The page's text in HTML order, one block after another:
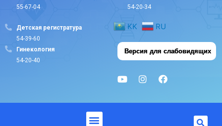
55-67-04
54-20-34
Детская регистратура
54-39-60
Гинекология
54-20-40
KK RU
Версия для слабовидящих